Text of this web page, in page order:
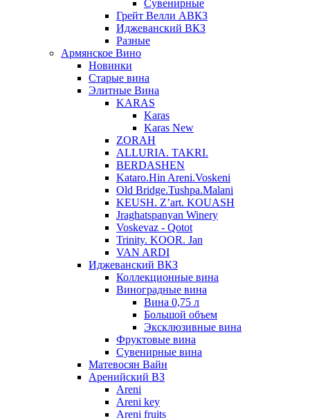
Сувенирные
Грейт Велли АВКЗ
Иджеванский ВКЗ
Разные
Армянское Вино
Новинки
Старые вина
Элитные Вина
KARAS
Karas
Karas New
ZORAH
ALLURIA. TAKRI.
BERDASHEN
Kataro.Hin Areni.Voskeni
Old Bridge.Tushpa.Malani
KEUSH. Z’art. KOUASH
Jraghatspanyan Winery
Voskevaz - Qotot
Trinity. KOOR. Jan
VAN ARDI
Иджеванский ВКЗ
Коллекционные вина
Виноградные вина
Вина 0,75 л
Большой объем
Эксклюзивные вина
Фруктовые вина
Cувенирные вина
Матевосян Вайн
Аренийский ВЗ
Areni
Areni key
Areni fruits